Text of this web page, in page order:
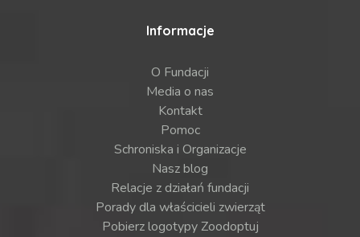
Informacje
O Fundacji
Media o nas
Kontakt
Pomoc
Schroniska i Organizacje
Nasz blog
Relacje z działań fundacji
Porady dla właścicieli zwierząt
Pobierz logotypy Zoodoptuj